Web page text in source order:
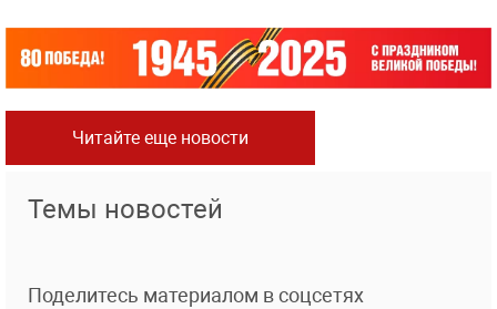
Читайте еще новости
Темы новостей
Поделитесь материалом в соцсетях